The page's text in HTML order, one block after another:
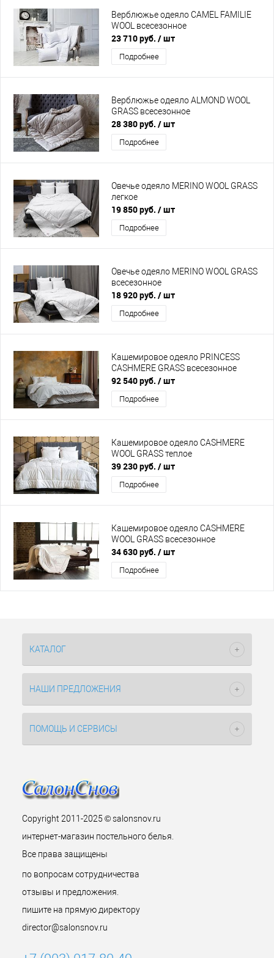
Верблюжье одеяло CAMEL FAMILIE
WOOL всесезонное
23 710 руб. / шт
Подробнее
Верблюжье одеяло ALMOND WOOL
GRASS всесезонное
28 380 руб. / шт
Подробнее
Овечье одеяло MERINO WOOL GRASS
легкое
19 850 руб. / шт
Подробнее
Овечье одеяло MERINO WOOL GRASS
всесезонное
18 920 руб. / шт
Подробнее
Кашемировое одеяло PRINCESS
CASHMERE GRASS всесезонное
92 540 руб. / шт
Подробнее
Кашемировое одеяло CASHMERE
WOOL GRASS теплое
39 230 руб. / шт
Подробнее
Кашемировое одеяло CASHMERE
WOOL GRASS всесезонное
34 630 руб. / шт
Подробнее
КАТАЛОГ
НАШИ ПРЕДЛОЖЕНИЯ
ПОМОЩЬ И СЕРВИСЫ
Copyright 2011-2025 © salonsnov.ru
интернет-магазин постельного белья.
Все права защищены
по вопросам сотрудничества
отзывы и предложения.
пишите на прямую директору
director@salonsnov.ru